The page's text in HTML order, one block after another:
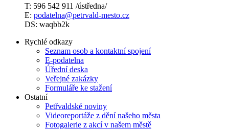
T: 596 542 911 /ústředna/
E: podatelna@petrvald-mesto.cz
DS: waqbb2k
Rychlé odkazy
Seznam osob a kontaktní spojení
E-podatelna
Úřední deska
Veřejné zakázky
Formuláře ke stažení
Ostatní
Petřvaldské noviny
Videoreportáže z dění našeho města
Fotogalerie z akcí v našem městě